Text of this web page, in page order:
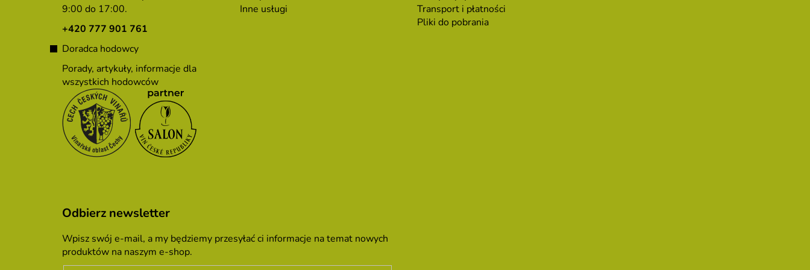
9:00 do 17:00.
+420 777 901 761
Doradca hodowcy
Porady, artykuły, informacje dla
wszystkich hodowców
Inne usługi
Transport i płatności
Pliki do pobrania
Odbierz newsletter
Wpisz swój e-mail, a my będziemy przesyłać ci informacje na temat nowych
produktów na naszym e-shop.